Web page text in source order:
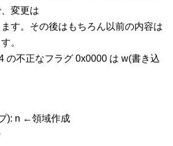
変更は
す。その後はもちろん以前の内容は
。
の不正なフラグ 0x0000 は w(書き込
): n ←領域作成